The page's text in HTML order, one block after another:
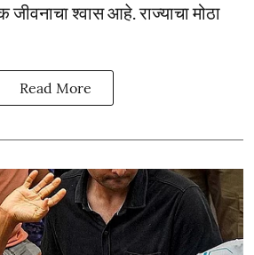
श्वास आहे. राज्याचा मोठा
Read More